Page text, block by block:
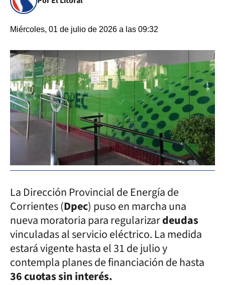
Miércoles, 01 de julio de 2026 a las 09:32
La Dirección Provincial de Energía de
Corrientes (Dpec) puso en marcha una
nueva moratoria para regularizardeudas
vinculadas al servicio eléctrico. La medida
estará vigente hasta el 31 de julio y
contempla planes de financiación de hasta
36 cuotas sin interés.